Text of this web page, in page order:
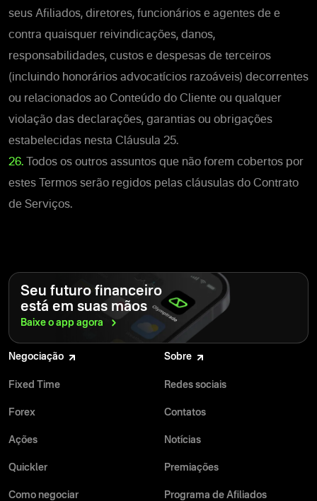
seus Afiliados, diretores, funcionários e agentes de e
contra quaisquer reivindicações, danos,
responsabilidades, custos e despesas de terceiros
(incluindo honorários advocatícios razoáveis) decorrentes
ou relacionados ao Conteúdo do Cliente ou qualquer
violação das declarações, garantias ou obrigações
estabelecidas nesta Cláusula 25.
26. Todos os outros assuntos que não forem cobertos por
estes Termos serão regidos pelas cláusulas do Contrato
de Serviços.
Seu futuro financeiro
está em suas mãos
Baixe o app agora
Negociação
Fixed Time
Forex
Ações
Quickler
Como negociar
Sobre
Redes sociais
Contatos
Notícias
Premiações
Programa de Afiliados